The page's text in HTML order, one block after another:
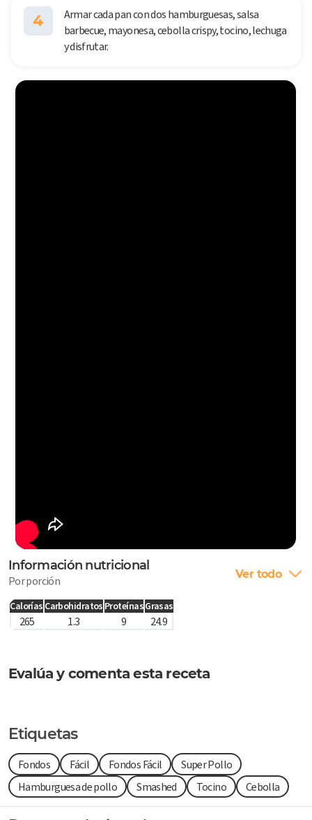
4
Armar cada pan con dos hamburguesas, salsa
barbecue, mayonesa, cebolla crispy, tocino, lechuga
y disfrutar.
Información nutricional
Por porción Ver todo
Calorías Carbohidratos ProteínasGrasas
265 1.3 9 24.9
Evalúa y comenta esta receta
Etiquetas
Fondos Fácil Fondos Fácil
Super Pollo
Hamburguesa de pollo
Smashed Tocino Cebolla